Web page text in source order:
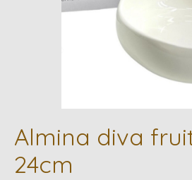
Almina diva
24cm